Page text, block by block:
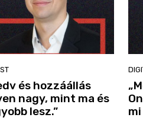
és hozzáállás
nagy, mint ma és
lesz.”